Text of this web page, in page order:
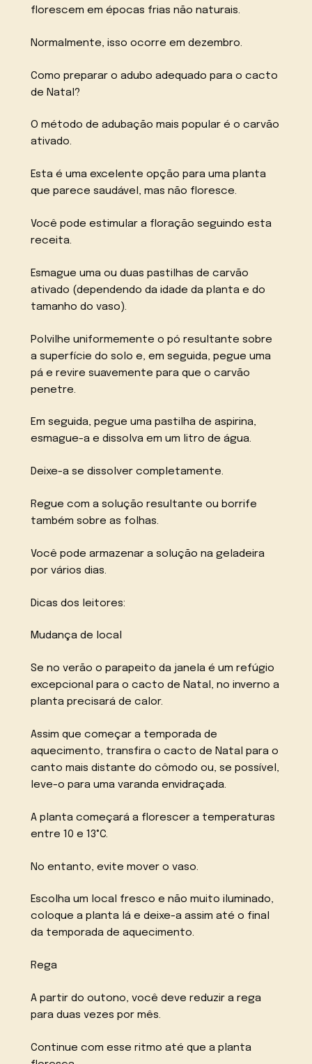
florescem em épocas frias não naturais.
Normalmente, isso ocorre em dezembro.
Como preparar o adubo adequado para o cacto
de Natal?
O método de adubação mais popular é o carvão
ativado.
Esta é uma excelente opção para uma planta
que parece saudável, mas não floresce.
Você pode estimular a floração seguindo esta
receita.
Esmague uma ou duas pastilhas de carvão
ativado (dependendo da idade da planta e do
tamanho do vaso).
Polvilhe uniformemente o pó resultante sobre
a superfície do solo e, em seguida, pegue uma
pá e revire suavemente para que o carvão
penetre.
Em seguida, pegue uma pastilha de aspirina,
esmague-a e dissolva em um litro de água.
Deixe-a se dissolver completamente.
Regue com a solução resultante ou borrife
também sobre as folhas.
Você pode armazenar a solução na geladeira
por vários dias.
Dicas dos leitores:
Mudança de local
Se no verão o parapeito da janela é um refúgio
excepcional para o cacto de Natal, no inverno a
planta precisará de calor.
Assim que começar a temporada de
aquecimento, transfira o cacto de Natal para o
canto mais distante do cômodo ou, se possível,
leve-o para uma varanda envidraçada.
A planta começará a florescer a temperaturas
entre 10 e 13°C.
No entanto, evite mover o vaso.
Escolha um local fresco e não muito iluminado,
coloque a planta lá e deixe-a assim até o final
da temporada de aquecimento.
Rega
A partir do outono, você deve reduzir a rega
para duas vezes por mês.
Continue com esse ritmo até que a planta